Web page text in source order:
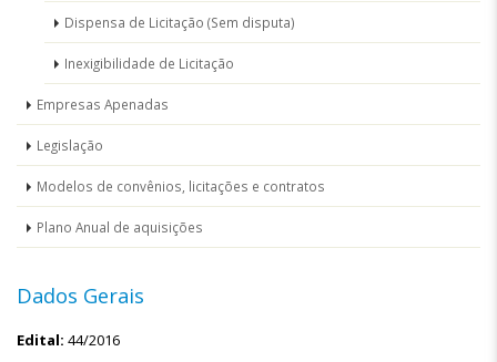
Dispensa de Licitação (Sem disputa)
Inexigibilidade de Licitação
Empresas Apenadas
Legislação
Modelos de convênios, licitações e contratos
Plano Anual de aquisições
Dados Gerais
Edital: 44/2016